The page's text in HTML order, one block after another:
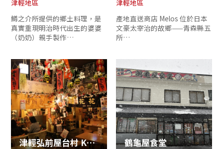
津輕地區
鱒之介所提供的鄉土料理，是
真實重現明治時代出生的婆婆
（奶奶）親手製作…
津輕地區
產地直送商店 Melos 位於日本
文豪太宰治的故鄉——青森縣五
所…
津輕弘前屋台村 Kadare 橫丁 鶴龜屋食堂
Twitter分享
Facebook分享
複製連結